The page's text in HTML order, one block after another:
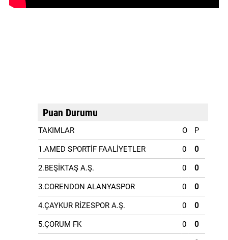
Puan Durumu
TAKIMLAR O P
1.AMED SPORTİF FAALİYETLER 0 0
2.BEŞİKTAŞ A.Ş. 0 0
3.CORENDON ALANYASPOR 0 0
4.ÇAYKUR RİZESPOR A.Ş. 0 0
5.ÇORUM FK 0 0